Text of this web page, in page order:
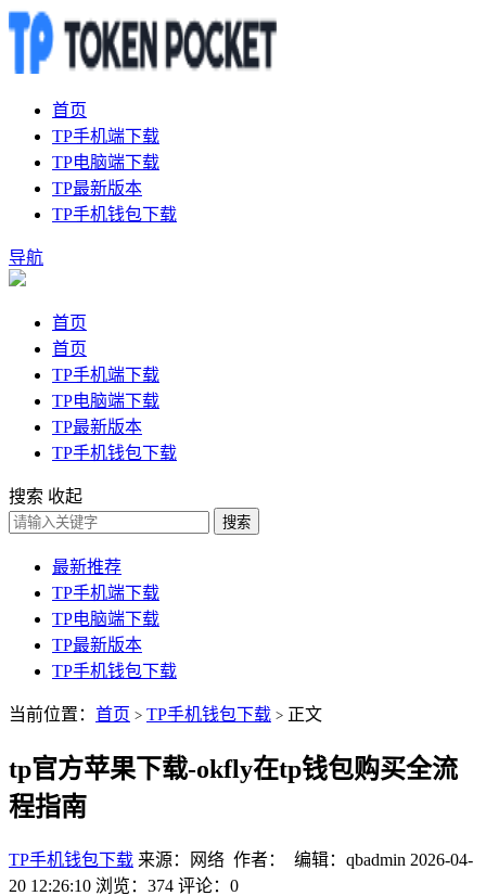
首页
TP手机端下载
TP电脑端下载
TP最新版本
TP手机钱包下载
导航
首页
首页
TP手机端下载
TP电脑端下载
TP最新版本
TP手机钱包下载
搜索 收起
搜索
最新推荐
TP手机端下载
TP电脑端下载
TP最新版本
TP手机钱包下载
当前位置： 首页 > TP手机钱包下载 > 正文
tp官方苹果下载-okfly在tp钱包购买全流
程指南
TP手机钱包下载 来源：网络 作者： 编辑：qbadmin 2026-04-
20 12:26:10 浏览：374 评论：0